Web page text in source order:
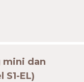
mini dan
EL)